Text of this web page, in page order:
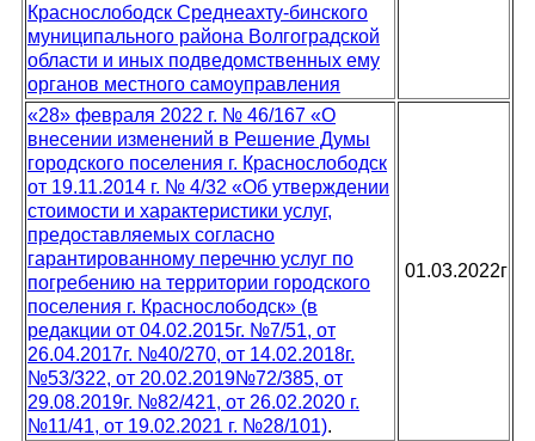
Краснослободск Среднеахту-бинского
муниципального района Волгоградской
области и иных подведомственных ему
органов местного самоуправления
«28» февраля 2022 г. № 46/167 «О
внесении изменений в Решение Думы
городского поселения г. Краснослободск
от 19.11.2014 г. № 4/32 «Об утверждении
стоимости и характеристики услуг,
предоставляемых согласно
гарантированному перечню услуг по
погребению на территории городского
поселения г. Краснослободск» (в
редакции от 04.02.2015г. №7/51, от
26.04.2017г. №40/270, от 14.02.2018г.
№53/322, от 20.02.2019№72/385, от
29.08.2019г. №82/421, от 26.02.2020 г.
№11/41, от 19.02.2021 г. №28/101).
01.03.2022г